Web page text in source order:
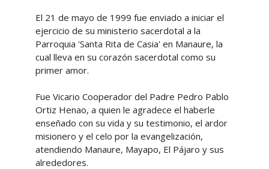
El 21 de mayo de 1999 fue enviado a iniciar el
ejercicio de su ministerio sacerdotal a la
Parroquia 'Santa Rita de Casia' en Manaure, la
cual lleva en su corazón sacerdotal como su
primer amor.
Fue Vicario Cooperador del Padre Pedro Pablo
Ortiz Henao, a quien le agradece el haberle
enseñado con su vida y su testimonio, el ardor
misionero y el celo por la evangelización,
atendiendo Manaure, Mayapo, El Pájaro y sus
alrededores.